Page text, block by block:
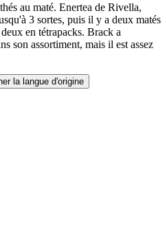
au maté. Enertea de Rivella,
3 sortes, puis il y a deux matés
en tétrapacks. Brack a
son assortiment, mais il est assez
la langue d'origine